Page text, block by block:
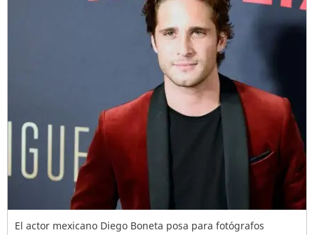
El actor mexicano Diego Boneta posa para fotógrafos